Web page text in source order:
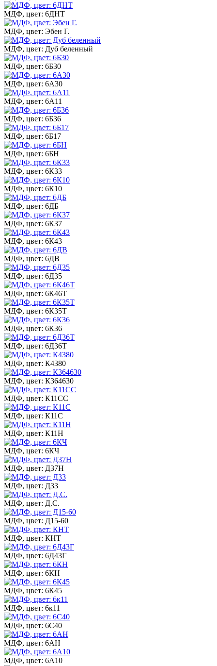
МДФ, цвет: 6ДНТ
МДФ, цвет: Эбен Г.
МДФ, цвет: Дуб беленный
МДФ, цвет: 6Б30
МДФ, цвет: 6А30
МДФ, цвет: 6А11
МДФ, цвет: 6Б36
МДФ, цвет: 6Б17
МДФ, цвет: 6БН
МДФ, цвет: 6К33
МДФ, цвет: 6К10
МДФ, цвет: 6ДБ
МДФ, цвет: 6К37
МДФ, цвет: 6К43
МДФ, цвет: 6ДВ
МДФ, цвет: 6Д35
МДФ, цвет: 6К46Т
МДФ, цвет: 6К35Т
МДФ, цвет: 6К36
МДФ, цвет: 6Д36Т
МДФ, цвет: К4380
МДФ, цвет: К364630
МДФ, цвет: К11СС
МДФ, цвет: К11С
МДФ, цвет: К11Н
МДФ, цвет: 6КЧ
МДФ, цвет: Д37Н
МДФ, цвет: Д33
МДФ, цвет: Д.С.
МДФ, цвет: Д15-60
МДФ, цвет: КНТ
МДФ, цвет: 6Д43Г
МДФ, цвет: 6КН
МДФ, цвет: 6К45
МДФ, цвет: 6к11
МДФ, цвет: 6С40
МДФ, цвет: 6АН
МДФ, цвет: 6А10